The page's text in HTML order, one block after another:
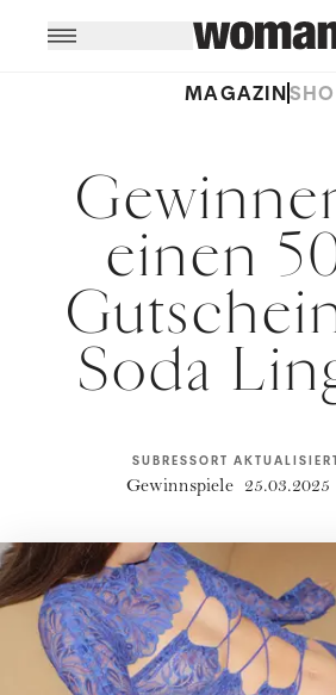
MAGAZIN
einen
Soda
SUBRESSORT
Gewinnspiele 25.03.2025